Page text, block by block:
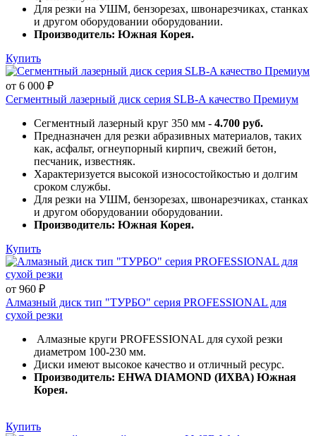
Для резки на УШМ, бензорезах, швонарезчиках, станках
и другом оборудовании оборудовании.
Производитель: Южная Корея.
Купить
от 6 000 ₽
Сегментный лазерный диск серия SLB-A качество Премиум
Сегментный лазерный круг 350 мм - 4.700 руб.
Предназначен для резки абразивных материалов, таких
как, асфальт, огнеупорный кирпич, свежий бетон,
песчаник, известняк.
Характеризуется высокой износостойкостью и долгим
сроком службы.
Для резки на УШМ, бензорезах, швонарезчиках, станках
и другом оборудовании оборудовании.
Производитель: Южная Корея.
Купить
от 960 ₽
Алмазный диск тип "ТУРБО" серия PROFESSIONAL для
сухой резки
Алмазные круги PROFESSIONAL для сухой резки
диаметром 100-230 мм.
Диски имеют высокое качество и отличный ресурс.
Производитель: EHWA DIAMOND (ИХВА) Южная
Корея.
Купить